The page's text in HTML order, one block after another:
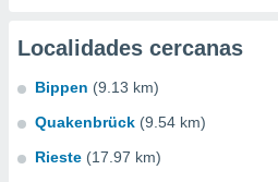
Localidades cercanas
Bippen (9.13 km)
Quakenbrück (9.54 km)
Rieste (17.97 km)